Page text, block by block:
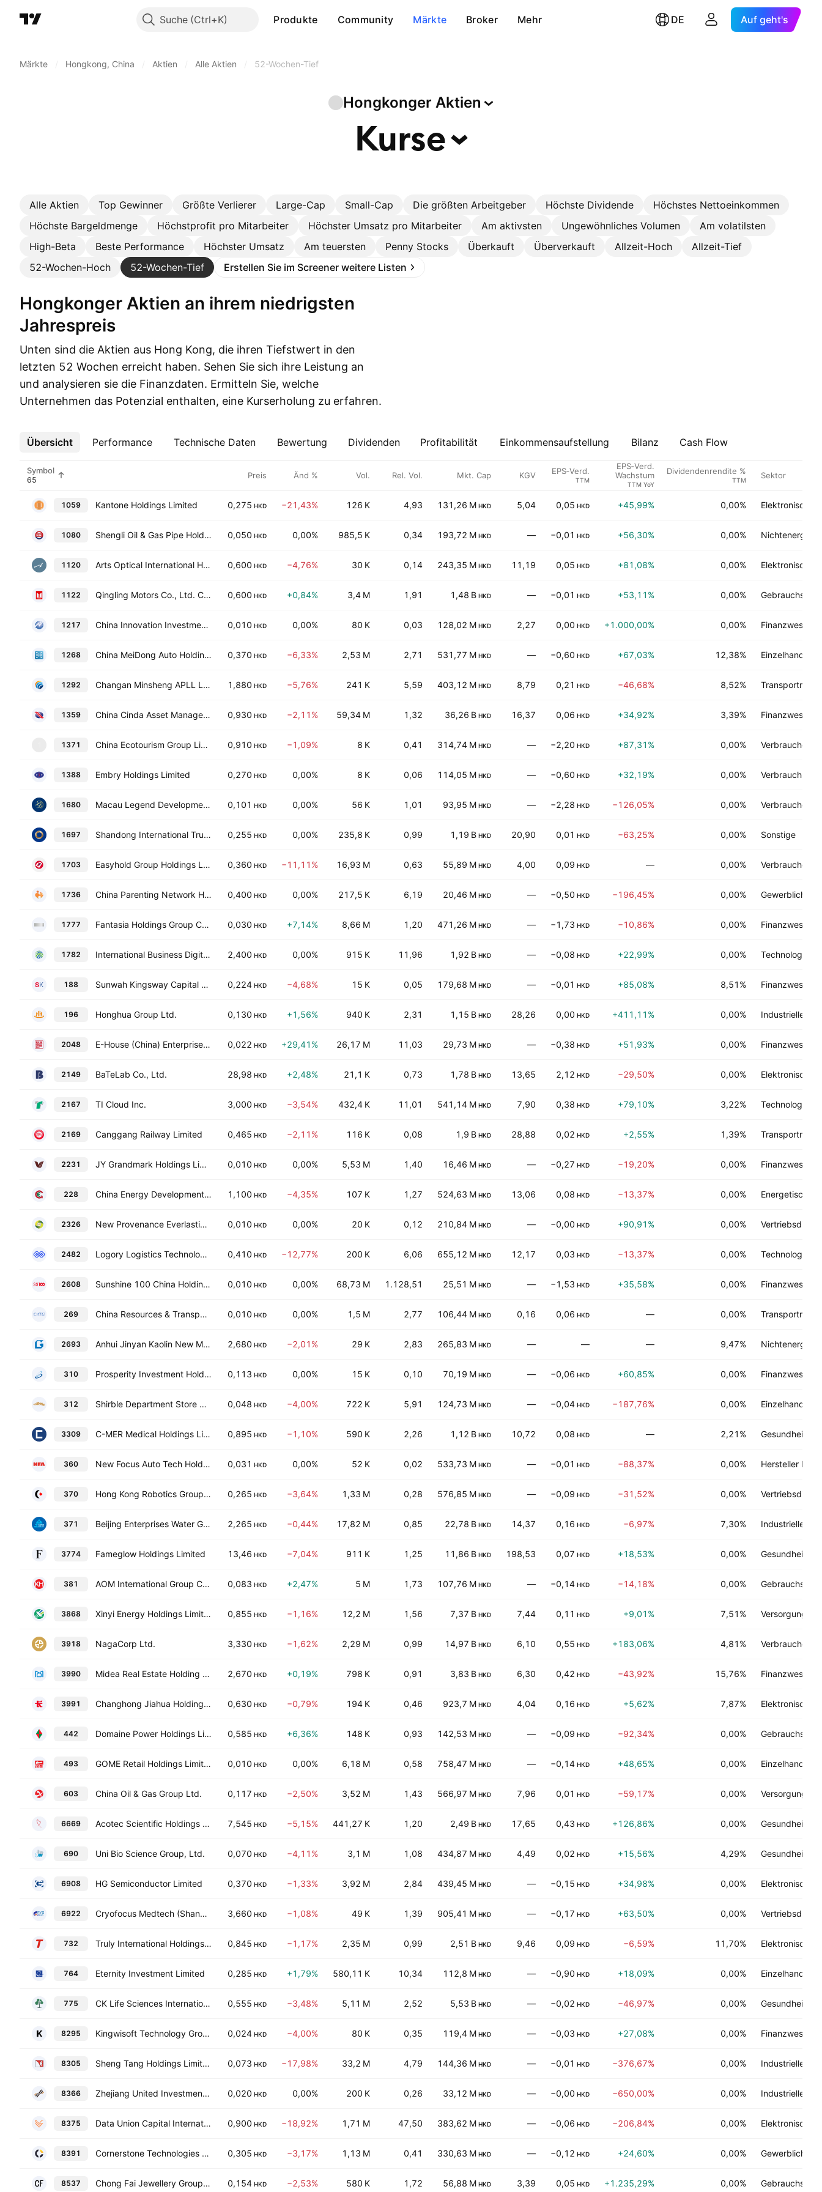
Suche Produkte Community Märkte Broker Mehr DE Auf geht's
Märkte Hongkong, China Aktien Alle Aktien 52-Wochen-Tief
Hongkonger Aktien
Kurse
Alle Aktien Top Gewinner Größte Verlierer Large-Cap Small-Cap Die größten Arbeitgeber Höchste Dividende
Höchstes Nettoeinkommen
Höchste Bargeldmenge
Höchstprofit pro Mitarbeiter Höchster Umsatz pro Mitarbeiter Am aktivsten Ungewöhnliches Volumen
Am volatilsten
High-Beta
Beste Performance Höchster Umsatz Am teuersten Penny Stocks Überkauft Überverkauft Allzeit-Hoch
Allzeit-Tief
52-Wochen-Hoch
52-Wochen-Tief Erstellen Sie im Screener weitere Listen
Hongkonger Aktien an ihrem niedrigsten
Jahrespreis
Unten sind die Aktien aus Hong Kong, die ihren Tiefstwert in den
letzten 52 Wochen erreicht haben. Sehen Sie sich ihre Leistung an
und analysieren sie die Finanzdaten. Ermitteln Sie, welche
Unternehmen das Potenzial enthalten, eine Kurserholung zu erfahren.
Übersicht Performance Technische Daten Bewertung Dividenden Profitabilität Einkommensaufstellung Bilanz Cash Flow
Mehr
Symbol Preis Änd % Vol. Rel. Vol. Mkt. Cap KGV EPS‑Verd.
TTM
EPS‑Verd.
Wachstum
TTM YoY
Dividendenrendite %
TTM Sektor
1059 Kantone Holdings Limited 0,275 HKD −21,43% 126 K 4,93 131,26 M HKD 5,04 0,05 HKD +45,99% 0,00% Elektronische
1080 Shengli Oil & Gas Pipe Holdings Ltd. 0,050 HKD 0,00% 985,5 K 0,34 193,72 M HKD — −0,01 HKD +56,30% 0,00%
1120 Arts Optical International Holdings Limited 0,600 HKD −4,76% 30 K 0,14 243,35 M HKD 11,19 0,05 HKD +81,08% 0,00% Elektronische
1122 Qingling Motors Co., Ltd. Class H 0,600 HKD +0,84% 3,4 M 1,91 1,48 B HKD — −0,01 HKD +53,11% 0,00%
1217 China Innovation Investment Limited 0,010 HKD 0,00% 80 K 0,03 128,02 M HKD 2,27 0,00 HKD +1.000,00% 0,00% Finanzwesen
1268 China MeiDong Auto Holdings Ltd. 0,370 HKD −6,33% 2,53 M 2,71 531,77 M HKD — −0,60 HKD +67,03% 12,38% Einzelhandel
1292 Changan Minsheng APLL Logistics Co., Ltd. Class H 1,880 HKD −5,76% 241 K 5,59 403,12 M HKD 8,79 0,21 HKD −46,68% 8,52% Transportmittel
1359 China Cinda Asset Management Co., Ltd. Class H 0,930 HKD −2,11% 59,34 M 1,32 36,26 B HKD 16,37 0,06 HKD +34,92% 3,39% Finanzwesen
1371 China Ecotourism Group Limited 0,910 HKD −1,09% 8 K 0,41 314,74 M HKD — −2,20 HKD +87,31% 0,00%
1388 Embry Holdings Limited 0,270 HKD 0,00% 8 K 0,06 114,05 M HKD — −0,60 HKD +32,19% 0,00%
1680 Macau Legend Development Limited 0,101 HKD 0,00% 56 K 1,01 93,95 M HKD — −2,28 HKD −126,05% 0,00%
1697 Shandong International Trust Co. Ltd. Class H 0,255 HKD 0,00% 235,8 K 0,99 1,19 B HKD 20,90 0,01 HKD −63,25% 0,00% Sonstige
1703 Easyhold Group Holdings Limited 0,360 HKD −11,11% 16,93 M 0,63 55,89 M HKD 4,00 0,09 HKD — 0,00%
1736 China Parenting Network Holdings Limited 0,400 HKD 0,00% 217,5 K 6,19 20,46 M HKD — −0,50 HKD −196,45% 0,00% Gewerbliche
1777 Fantasia Holdings Group Co. Ltd. 0,030 HKD +7,14% 8,66 M 1,20 471,26 M HKD — −1,73 HKD −10,86% 0,00% Finanzwesen
1782 International Business Digital Technology Limited 2,400 HKD 0,00% 915 K 11,96 1,92 B HKD — −0,08 HKD +22,99% 0,00% Technologie
188 Sunwah Kingsway Capital Holdings Limited 0,224 HKD −4,68% 15 K 0,05 179,68 M HKD — −0,01 HKD +85,08% 8,51% Finanzwesen
196 Honghua Group Ltd. 0,130 HKD +1,56% 940 K 2,31 1,15 B HKD 28,26 0,00 HKD +411,11% 0,00% Industrielle
2048 E-House (China) Enterprise Holdings Limited 0,022 HKD +29,41% 26,17 M 11,03 29,73 M HKD — −0,38 HKD +51,93% 0,00% Finanzwesen
2149 BaTeLab Co., Ltd. 28,98 HKD +2,48% 21,1 K 0,73 1,78 B HKD 13,65 2,12 HKD −29,50% 0,00% Elektronische
2167 TI Cloud Inc. 3,000 HKD −3,54% 432,4 K 11,01 541,14 M HKD 7,90 0,38 HKD +79,10% 3,22% Technologie
2169 Canggang Railway Limited 0,465 HKD −2,11% 116 K 0,08 1,9 B HKD 28,88 0,02 HKD +2,55% 1,39% Transportmittel
2231 JY Grandmark Holdings Limited 0,010 HKD 0,00% 5,53 M 1,40 16,46 M HKD — −0,27 HKD −19,20% 0,00% Finanzwesen
228 China Energy Development Holdings Limited 1,100 HKD −4,35% 107 K 1,27 524,63 M HKD 13,06 0,08 HKD −13,37% 0,00% Energetische
2326 New Provenance Everlasting Holdings Limited 0,010 HKD 0,00% 20 K 0,12 210,84 M HKD — −0,00 HKD +90,91% 0,00%
2482 Logory Logistics Technology Co. Ltd. Class H 0,410 HKD −12,77% 200 K 6,06 655,12 M HKD 12,17 0,03 HKD −13,37% 0,00% Technologie
2608 Sunshine 100 China Holdings Ltd. 0,010 HKD 0,00% 68,73 M 1.128,51 25,51 M HKD — −1,53 HKD +35,58% 0,00% Finanzwesen
269 China Resources & Transportation Group Ltd. 0,010 HKD 0,00% 1,5 M 2,77 106,44 M HKD 0,16 0,06 HKD — 0,00% Transportmittel
2693 Anhui Jinyan Kaolin New Materials Co., Ltd. Class H 2,680 HKD −2,01% 29 K 2,83 265,83 M HKD — — — 9,47%
310 Prosperity Investment Holdings Ltd. 0,113 HKD 0,00% 15 K 0,10 70,19 M HKD — −0,06 HKD +60,85% 0,00% Finanzwesen
312 Shirble Department Store Holdings (China) Ltd. 0,048 HKD −4,00% 722 K 5,91 124,73 M HKD — −0,04 HKD −187,76% 0,00% Einzelhandel
3309 C-MER Medical Holdings Limited 0,895 HKD −1,10% 590 K 2,26 1,12 B HKD 10,72 0,08 HKD — 2,21%
360 New Focus Auto Tech Holdings Limited 0,031 HKD 0,00% 52 K 0,02 533,73 M HKD — −0,01 HKD −88,37% 0,00% Hersteller
370 Hong Kong Robotics Group Holding Limited 0,265 HKD −3,64% 1,33 M 0,28 576,85 M HKD — −0,09 HKD −31,52% 0,00%
371 Beijing Enterprises Water Group Limited 2,265 HKD −0,44% 17,82 M 0,85 22,78 B HKD 14,37 0,16 HKD −6,97% 7,30% Industrielle
3774 Fameglow Holdings Limited 13,46 HKD −7,04% 911 K 1,25 11,86 B HKD 198,53 0,07 HKD +18,53% 0,00%
381 AOM International Group Company Limited 0,083 HKD +2,47% 5 M 1,73 107,76 M HKD — −0,14 HKD −14,18% 0,00%
3868 Xinyi Energy Holdings Limited 0,855 HKD −1,16% 12,2 M 1,56 7,37 B HKD 7,44 0,11 HKD +9,01% 7,51%
3918 NagaCorp Ltd. 3,330 HKD −1,62% 2,29 M 0,99 14,97 B HKD 6,10 0,55 HKD +183,06% 4,81%
3990 Midea Real Estate Holding Limited 2,670 HKD +0,19% 798 K 0,91 3,83 B HKD 6,30 0,42 HKD −43,92% 15,76% Finanzwesen
3991 Changhong Jiahua Holdings Ltd. 0,630 HKD −0,79% 194 K 0,46 923,7 M HKD 4,04 0,16 HKD +5,62% 7,87% Elektronische
442 Domaine Power Holdings Limited 0,585 HKD +6,36% 148 K 0,93 142,53 M HKD — −0,09 HKD −92,34% 0,00%
493 GOME Retail Holdings Limited 0,010 HKD 0,00% 6,18 M 0,58 758,47 M HKD — −0,14 HKD +48,65% 0,00% Einzelhandel
603 China Oil & Gas Group Ltd. 0,117 HKD −2,50% 3,52 M 1,43 566,97 M HKD 7,96 0,01 HKD −59,17% 0,00%
6669 Acotec Scientific Holdings Limited 7,545 HKD −5,15% 441,27 K 1,20 2,49 B HKD 17,65 0,43 HKD +126,86% 0,00%
690 Uni Bio Science Group, Ltd. 0,070 HKD −4,11% 3,1 M 1,08 434,87 M HKD 4,49 0,02 HKD +15,56% 4,29%
6908 HG Semiconductor Limited 0,370 HKD −1,33% 3,92 M 2,84 439,45 M HKD — −0,15 HKD +34,98% 0,00% Elektronische
6922 Cryofocus Medtech (Shanghai) Co. Ltd. Class H 3,660 HKD −1,08% 49 K 1,39 905,41 M HKD — −0,17 HKD +63,50% 0,00%
732 Truly International Holdings Limited 0,845 HKD −1,17% 2,35 M 0,99 2,51 B HKD 9,46 0,09 HKD −6,59% 11,70% Elektronische
764 Eternity Investment Limited 0,285 HKD +1,79% 580,11 K 10,34 112,8 M HKD — −0,90 HKD +18,09% 0,00% Einzelhandel
775 CK Life Sciences International (Holdings), Inc. 0,555 HKD −3,48% 5,11 M 2,52 5,53 B HKD — −0,02 HKD −46,97% 0,00%
8295 Kingwisoft Technology Group Company Limited 0,024 HKD −4,00% 80 K 0,35 119,4 M HKD — −0,03 HKD +27,08% 0,00% Finanzwesen
8305 Sheng Tang Holdings Limited 0,073 HKD −17,98% 33,2 M 4,79 144,36 M HKD — −0,01 HKD −376,67% 0,00% Industrielle
8366 Zhejiang United Investment Holdings Group Limit ed 0,020 HKD 0,00% 200 K 0,26 33,12 M HKD — −0,00 HKD −650,00% 0,00% Industrielle
8375 Data Union Capital International Holdings Group Limited 0,900 HKD −18,92% 1,71 M 47,50 383,62 M HKD — −0,06 HKD −206,84% 0,00% Elektronische
8391 Cornerstone Technologies Holdings Limited 0,305 HKD −3,17% 1,13 M 0,41 330,63 M HKD — −0,12 HKD +24,60% 0,00% Gewerbliche
8537 Chong Fai Jewellery Group Holdings Company Limited 0,154 HKD −2,53% 580 K 1,72 56,88 M HKD 3,39 0,05 HKD +1.235,29% 0,00%